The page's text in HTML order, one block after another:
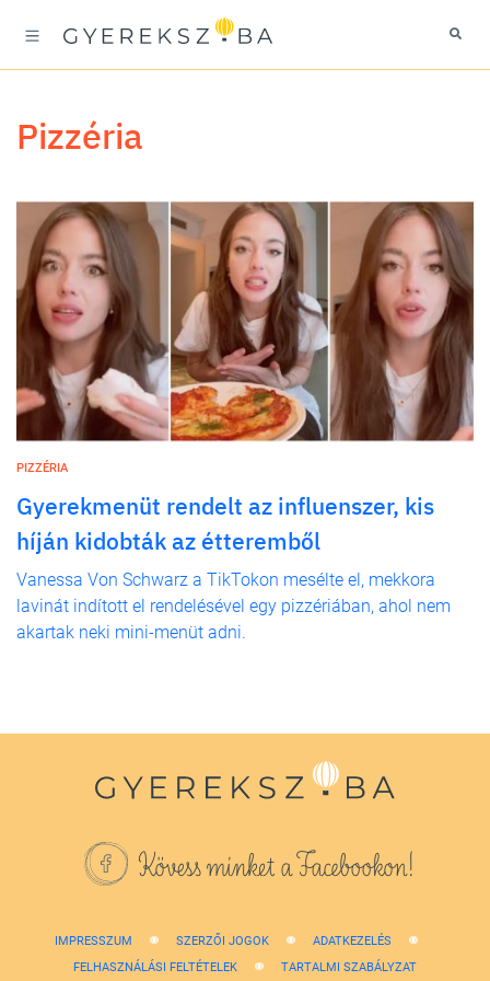
pizzéria
PIZZÉRIA
Gyerekmenüt rendelt az influenszer, kis
híján kidobták az étteremből
Vanessa Von Schwarz a TikTokon mesélte el, mekkora
lavinát indított el rendelésével egy pizzériában, ahol nem
akartak neki mini-menüt adni.
Kövess minket a Facebookon!
IMPRESSZUM SZERZŐI JOGOK
ADATKEZELÉS
FELHASZNÁLÁSI FELTÉTELEK
TARTALMI SZABÁLYZAT